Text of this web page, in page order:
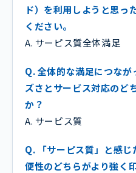
ド）を利用しようと思っ
ください。
A. サーピス質全体満足
Q. 全体的な満足につな
ズさとサービス対応のど
か？
A. サーピス質
Q. 「サーピス質」と感
便性のどちらがより強く